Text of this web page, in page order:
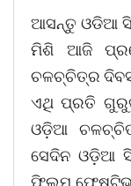
ଆସନ୍ତୁ ଓଡିଆ
ମିଶି ଆଜି
ଚଳଚ୍ଚିତ୍ର
ଏଥି ପ୍ରତି
ଓଡ଼ିଆ
ସେଦିନ ଓଡ଼ିଆ
ଫିଲ୍ମ୍